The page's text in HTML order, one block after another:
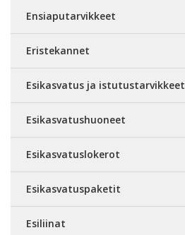
Ensiaputarvikkeet
Eristekannet
Esikasvatus ja istutustarvikkeet
Esikasvatushuoneet
Esikasvatuslokerot
Esikasvatuspaketit
Esiliinat